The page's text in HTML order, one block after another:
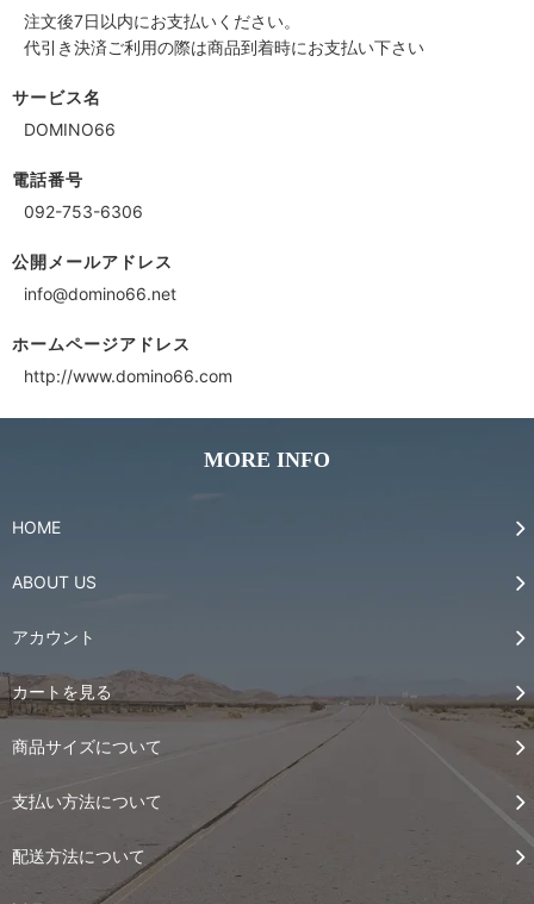
注文後7日以内にお支払いください。
代引き決済ご利用の際は商品到着時にお支払い下さい
サービス名
DOMINO66
電話番号
092-753-6306
公開メールアドレス
info@domino66.net
ホームページアドレス
http://www.domino66.com
MORE INFO
HOME
ABOUT US
アカウント
カートを見る
商品サイズについて
支払い方法について
配送方法について